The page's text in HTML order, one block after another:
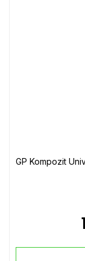
GP Kompozit